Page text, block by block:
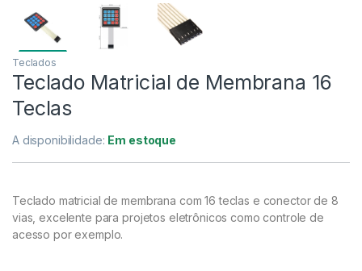
Teclados
Teclado Matricial de Membrana 16
Teclas
A disponibilidade: Em estoque
Teclado matricial de membrana com 16 teclas e conector de 8
vias, excelente para projetos eletrônicos como controle de
acesso por exemplo.